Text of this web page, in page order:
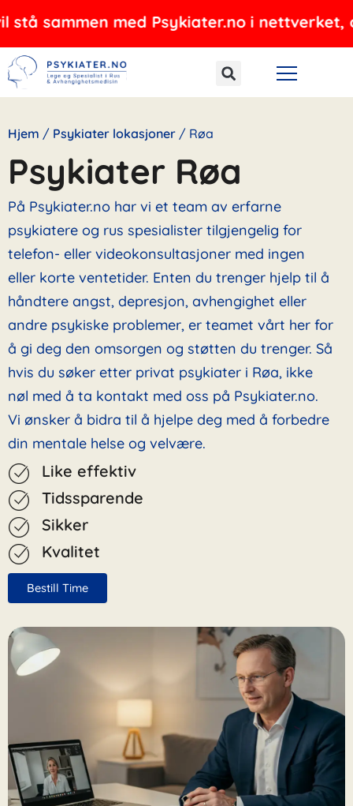
Hopp
til
innholdet
med Psykiater.no i nettverket, og
Hjem / Psykiater lokasjoner / Røa
Psykiater Røa
På Psykiater.no har vi et team av erfarne
psykiatere og rus spesialister tilgjengelig for
telefon- eller videokonsultasjoner med ingen
eller korte ventetider. Enten du trenger hjelp til å
håndtere angst, depresjon, avhengighet eller
andre psykiske problemer, er teamet vårt her for
å gi deg den omsorgen og støtten du trenger. Så
hvis du søker etter privat psykiater i Røa, ikke
nøl med å ta kontakt med oss på Psykiater.no.
Vi ønsker å bidra til å hjelpe deg med å forbedre
din mentale helse og velvære.
Like effektiv
Tidssparende
Sikker
Kvalitet
Bestill Time